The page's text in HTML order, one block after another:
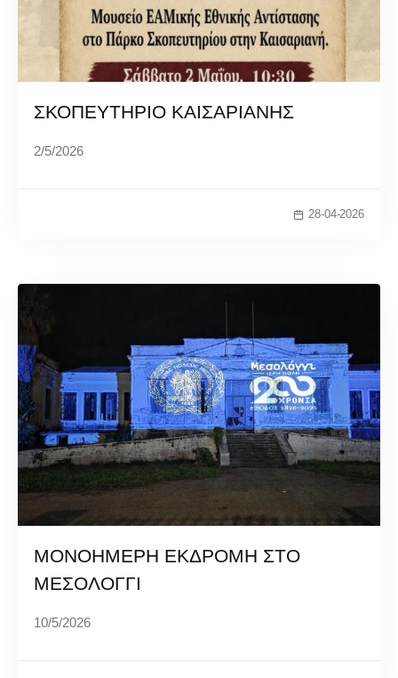
ΣΚΟΠΕΥΤΗΡΙΟ ΚΑΙΣΑΡΙΑΝΗΣ
2/5/2026
28-04-2026
ΜΟΝΟΗΜΕΡΗ ΕΚΔΡΟΜΗ ΣΤΟ
ΜΕΣΟΛΟΓΓΙ
10/5/2026